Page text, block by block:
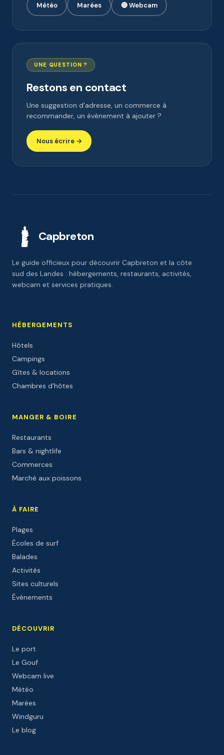
Météo Marées 🔴 Webcam
UNE QUESTION ?
Restons en contact
Une suggestion d'adresse, un commerce à
recommander, un évènement à ajouter ?
Nous écrire →
Capbreton
Le guide officieux pour découvrir Capbreton et la côte
sud des Landes : hébergements, restaurants, activités,
webcam et services pratiques.
HÉBERGEMENTS
Hôtels
Campings
Gîtes & locations
Chambres d'hôtes
MANGER & BOIRE
Restaurants
Bars & nightlife
Commerces
Marché aux poissons
À FAIRE
Plages
Écoles de surf
Balades
Activités
Sites culturels
Événements
DÉCOUVRIR
Le port
Le Gouf
Webcam live
Météo
Marées
Windguru
Le blog